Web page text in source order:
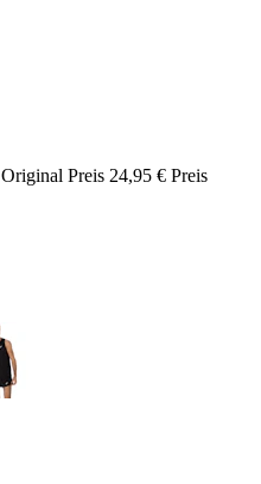
Original Preis 24,95 € Preis